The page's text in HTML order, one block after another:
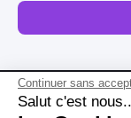
Continuer sans
Salut c'est